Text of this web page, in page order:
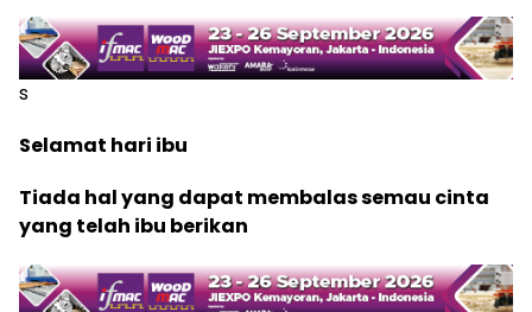
s
Selamat hari ibu
Tiada hal yang dapat membalas semau cinta
yang telah ibu berikan